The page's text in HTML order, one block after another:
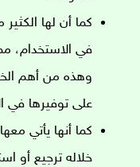
كما أن لها
في الاستخدام،
وهذه من أهم
على توفيرها في
كما أنها يأتي
خلاله ترجيع أو